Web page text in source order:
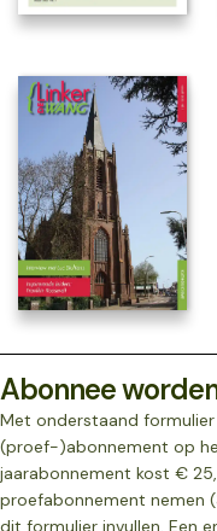
Abonnee
Met onderstaand
(proef-)abonnement op
jaarabonnement kost €
proefabonnement nemen
dit formulier invullen. Een